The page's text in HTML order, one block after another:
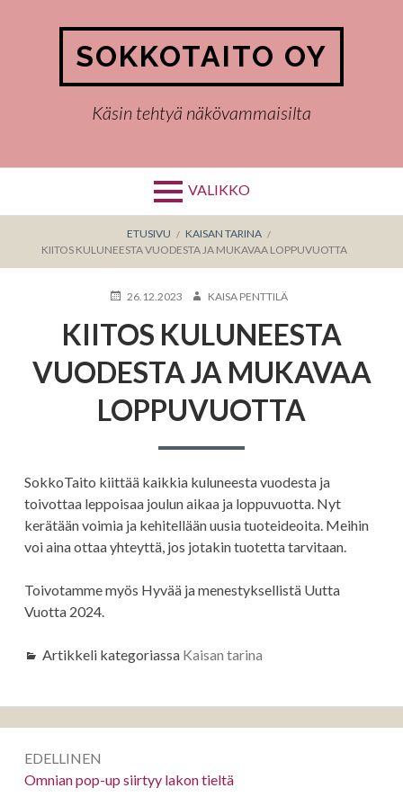
SOKKOTAITO OY
Käsin tehtyä näkövammaisilta
VALIKKO
MURUPOLKU
ETUSIVU
KAISAN TARINA
KIITOS KULUNEESTA VUODESTA JA MUKAVAA LOPPUVUOTTA
KIRJOITETTU
26.12.2023 KIRJOITTAJA
KAISA PENTTILÄ
KIITOS KULUNEESTA
VUODESTA JA MUKAVAA
LOPPUVUOTTA
SokkoTaito kiittää kaikkia kuluneesta vuodesta ja
toivottaa leppoisaa joulun aikaa ja loppuvuotta. Nyt
kerätään voimia ja kehitellään uusia tuoteideoita. Meihin
voi aina ottaa yhteyttä, jos jotakin tuotetta tarvitaan.
Toivotamme myös Hyvää ja menestyksellistä Uutta
Vuotta 2024.
Artikkeli kategoriassa Kaisan tarina
selaus
EDELLINEN
Edellinen:
Omnian pop-up siirtyy lakon tieltä